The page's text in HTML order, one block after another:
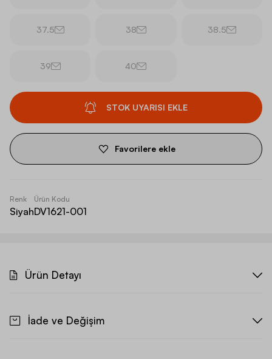
37.5 38 38.5
39 40
STOK UYARISI EKLE
Favorilere ekle
Renk
Siyah
Ürün Kodu
DV1621-001
Ürün Detayı
İade ve Değişim